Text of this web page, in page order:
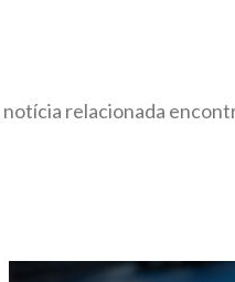
relacionada